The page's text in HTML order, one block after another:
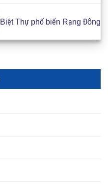
Biệt Thự phố biển Rạng Đông